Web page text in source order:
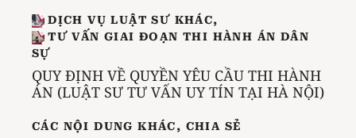
DỊCH VỤ LUẬT SƯ KHÁC,
TƯ VẤN GIAI ĐOẠN THI HÀNH ÁN DÂN
SỰ
QUY ĐỊNH VỀ QUYỀN YÊU CẦU THI HÀNH
ÁN (LUẬT SƯ TƯ VẤN UY TÍN TẠI HÀ NỘI)
CÁC NỘI DUNG KHÁC, CHIA SẺ